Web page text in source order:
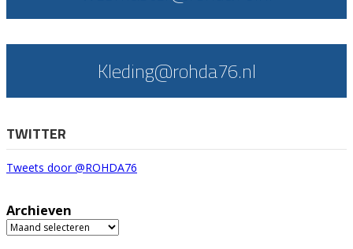
Kleding@rohda76.nl
TWITTER
Tweets door @ROHDA76
Archieven
Archieven